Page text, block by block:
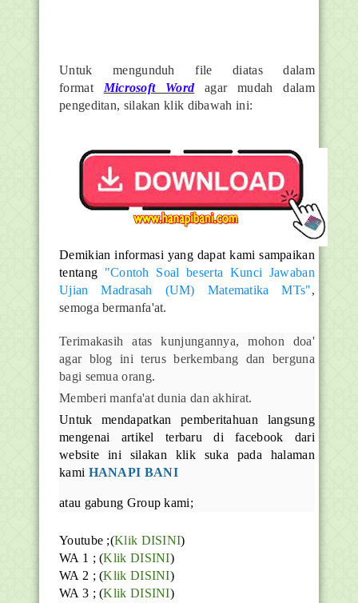
Untuk mengunduh file diatas dalam
format Microsoft Wordagar mudah dalam
pengeditan, silakan klik dibawah ini:
Demikian informasi yang dapat kami sampaikan
tentang "Contoh Soal beserta Kunci Jawaban
Ujian Madrasah (UM) Matematika MTs",
semoga bermanfa'at.
Terimakasih atas kunjungannya, mohon doa'
agar blog ini terus berkembang dan berguna
bagi semua orang.
Memberi manfa'at dunia dan akhirat.
Untuk mendapatkan pemberitahuan langsung
mengenai artikel terbaru di facebook dari
website ini silakan klik suka pada halaman
kami HANAPI BANI
atau gabung Group kami;
Youtube ;(Klik DISINI)
WA 1 ; (Klik DISINI)
WA 2 ; (Klik DISINI)
WA 3 ; (Klik DISINI)